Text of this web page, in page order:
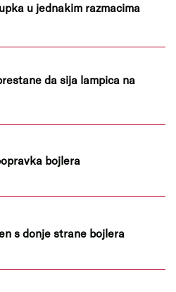
u jednakim razmacima
da sija lampica na
bojlera
s donje strane bojlera